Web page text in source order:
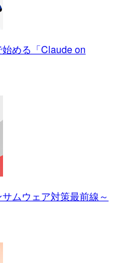
始める「Claude on
ムウェア対策最前線～